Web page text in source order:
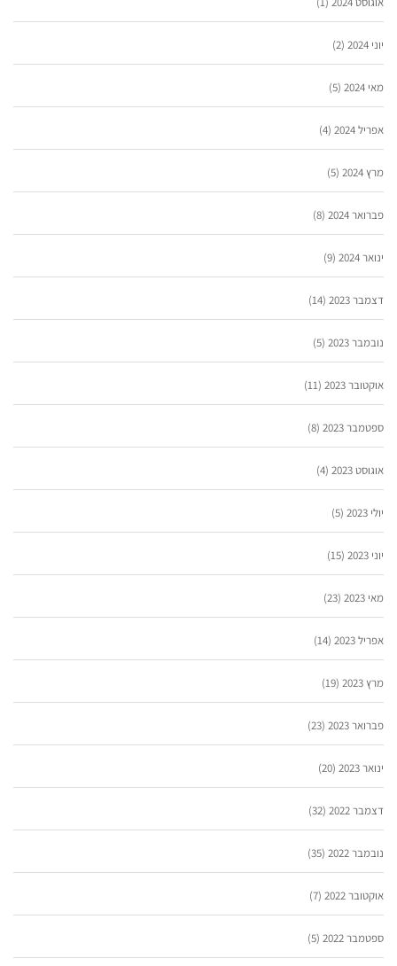
יוני 2024 (2)
מאי 2024 (5)
אפריל 2024 (4)
מרץ 2024 (5)
פברואר 2024 (8)
ינואר 2024 (9)
דצמבר 2023 (14)
נובמבר 2023 (5)
אוקטובר 2023 (11)
ספטמבר 2023 (8)
אוגוסט 2023 (4)
יולי 2023 (5)
יוני 2023 (15)
מאי 2023 (23)
אפריל 2023 (14)
מרץ 2023 (19)
פברואר 2023 (23)
ינואר 2023 (20)
דצמבר 2022 (32)
נובמבר 2022 (35)
אוקטובר 2022 (7)
ספטמבר 2022 (5)